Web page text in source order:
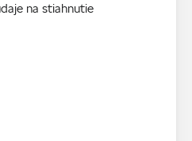
na stiahnutie